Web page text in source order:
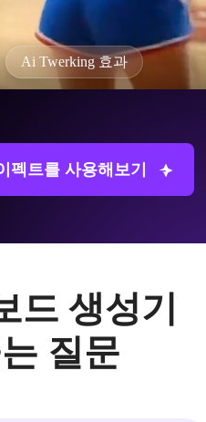
Ai Twerking 효과
펙트를 사용해보기
드 생성기
질문